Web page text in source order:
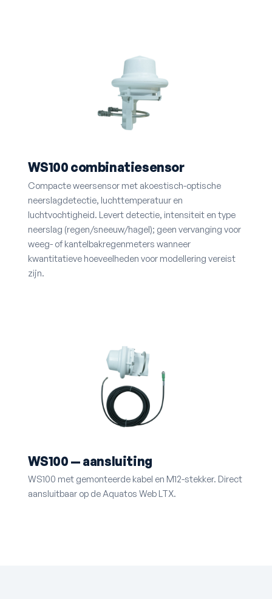
WS100 combinatie­sensor
Compacte weersensor met akoestisch-optische
neerslag­detectie, luchttemperatuur en
luchtvochtigheid. Levert detectie, intensiteit en type
neerslag (regen/sneeuw/hagel); geen vervanging voor
weeg- of kantelbakregenmeters wanneer
kwantitatieve hoeveelheden voor modellering vereist
zijn.
WS100 — aansluiting
WS100 met gemonteerde kabel en M12-stekker. Direct
aansluitbaar op de Aquatos Web LTX.